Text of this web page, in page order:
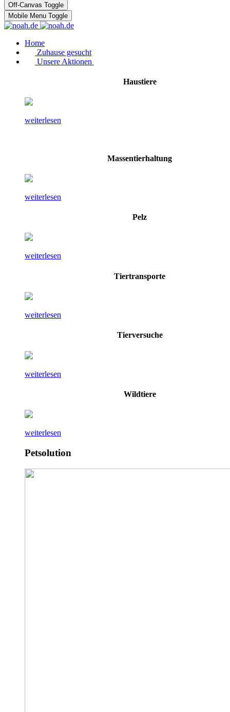
Off-Canvas Toggle
Mobile Menu Toggle
Home
Zuhause gesucht
Unsere Aktionen
Haustiere
weiterlesen
Massentierhaltung
weiterlesen
Pelz
weiterlesen
Tiertransporte
weiterlesen
Tierversuche
weiterlesen
Wildtiere
weiterlesen
Petsolution